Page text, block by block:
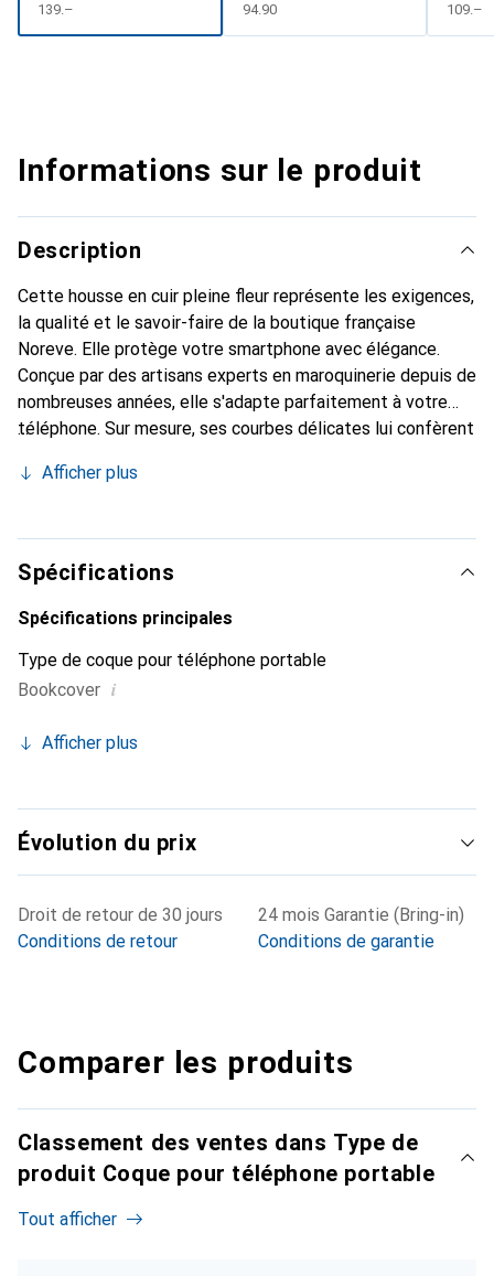
CHF
139.– CHF
94.90 CHF
109.–
Informations sur le produit
Description
Cette housse en cuir pleine fleur représente les exigences,
la qualité et le savoir-faire de la boutique française
Noreve. Elle protège votre smartphone avec élégance.
Conçue par des artisans experts en maroquinerie depuis de
nombreuses années, elle s'adapte parfaitement à votre
téléphone. Sur mesure, ses courbes délicates lui confèrent
chic et indispensable pour votre smartphone. Reconnaître
marque Noreve est un choix sûr pour une clientèle
exigeante.
Afficher plus
Spécifications
Spécifications principales
Type de coque pour téléphone portable
Bookcover i
Afficher plus
Évolution du prix
Droit de retour de 30 jours
Conditions de retour
24 mois Garantie (Bring-in)
Conditions de garantie
Comparer les produits
Classement des ventes dans Type de
produit Coque pour téléphone portable
Tout afficher